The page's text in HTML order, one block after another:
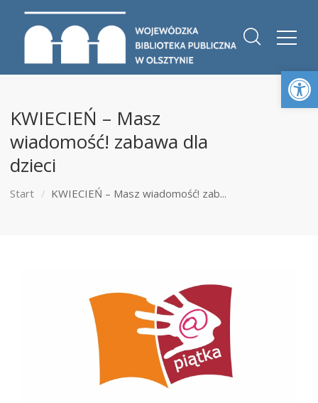
KWIECIEŃ – Masz
wiadomość! zabawa dla
dzieci
Start KWIECIEŃ – Masz wiadomość! zab...